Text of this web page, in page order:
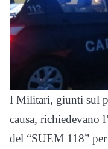
I Militari, giunti sul
causa, richiedevano
del “SUEM 118”